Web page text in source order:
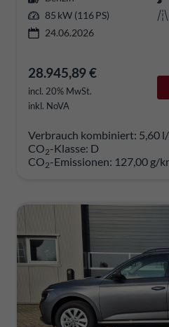
85 kW (116 PS)
24.06.2026
28.945,89 €
incl. 20% MwSt.
inkl. NoVA
Verbrauch kombiniert: 5,60
CO2-Klasse: D
CO2-Emissionen: 127,00 g/